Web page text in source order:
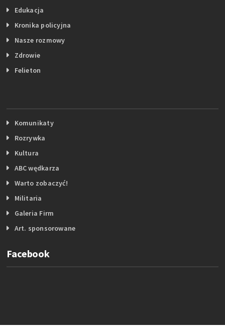
Edukacja
Kronika policyjna
Nasze rozmowy
Zdrowie
Felieton
Komunikaty
Rozrywka
Kultura
ABC wędkarza
Warto zobaczyć!
Militaria
Galeria Firm
Art. sponsorowane
Facebook